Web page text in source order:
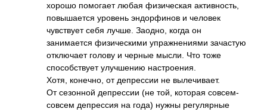
хорошо помогает любая физическая активность,
повышается уровень эндорфинов и человек
чувствует себя лучше. Заодно, когда он
занимается физическими упражнениями зачастую
отключает голову и черные мысли. Что тоже
способствует улучшению настроения.
Хотя, конечно, от депрессии не вылечивает.
От сезонной депрессии (не той, которая совсем-
совсем депрессия на года) нужны регулярные